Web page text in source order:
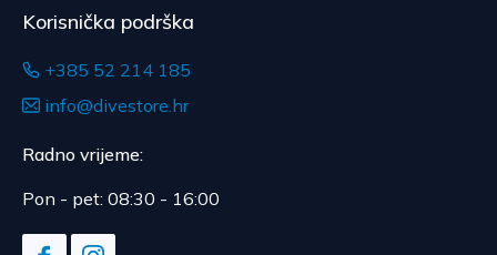
Korisnička podrška
+385 52 214 185
info@divestore.hr
Radno vrijeme:
Pon - pet: 08:30 - 16:00